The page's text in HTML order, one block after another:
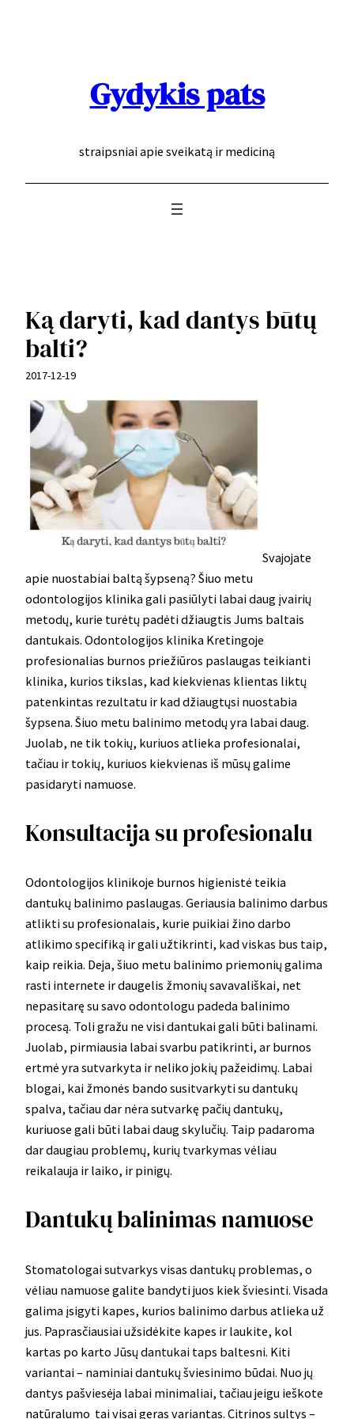
Gydykis pats
straipsniai apie sveikatą ir mediciną
Ką daryti, kad dantys būtų
balti?
2017-12-19
Svajojate
apie nuostabiai baltą šypseną? Šiuo metu
odontologijos klinika gali pasiūlyti labai daug įvairių
metodų, kurie turėtų padėti džiaugtis Jums baltais
dantukais. Odontologijos klinika Kretingoje
profesionalias burnos priežiūros paslaugas teikianti
klinika, kurios tikslas, kad kiekvienas klientas liktų
patenkintas rezultatu ir kad džiaugtųsi nuostabia
šypsena. Šiuo metu balinimo metodų yra labai daug.
Juolab, ne tik tokių, kuriuos atlieka profesionalai,
tačiau ir tokių, kuriuos kiekvienas iš mūsų galime
pasidaryti namuose.
Konsultacija su profesionalu
Odontologijos klinikoje burnos higienistė teikia
dantukų balinimo paslaugas. Geriausia balinimo darbus
atlikti su profesionalais, kurie puikiai žino darbo
atlikimo specifiką ir gali užtikrinti, kad viskas bus taip,
kaip reikia. Deja, šiuo metu balinimo priemonių galima
rasti internete ir daugelis žmonių savavališkai, net
nepasitarę su savo odontologu padeda balinimo
procesą. Toli gražu ne visi dantukai gali būti balinami.
Juolab, pirmiausia labai svarbu patikrinti, ar burnos
ertmė yra sutvarkyta ir neliko jokių pažeidimų. Labai
blogai, kai žmonės bando susitvarkyti su dantukų
spalva, tačiau dar nėra sutvarkę pačių dantukų,
kuriuose gali būti labai daug skylučių. Taip padaroma
dar daugiau problemų, kurių tvarkymas vėliau
reikalauja ir laiko, ir pinigų.
Dantukų balinimas namuose
Stomatologai sutvarkys visas dantukų problemas, o
vėliau namuose galite bandyti juos kiek šviesinti. Visada
galima įsigyti kapes, kurios balinimo darbus atlieka už
jus. Paprasčiausiai užsidėkite kapes ir laukite, kol
kartas po karto Jūsų dantukai taps baltesni. Kiti
variantai – naminiai dantukų šviesinimo būdai. Nuo jų
dantys pašviesėja labai minimaliai, tačiau jeigu ieškote
natūralumo tai visai geras variantas. Citrinos sultys –